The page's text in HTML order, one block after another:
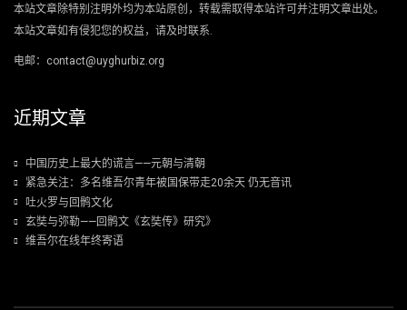
本站文章除特别注明外均为本站原创，转载需取得本站许可并注明文章出处。
本站文章如有侵犯您的权益，请及时联系.
电邮：contact@uyghurbiz.org
近期文章
中国历史上最大的谎言——元朝与清朝
紧急关注：多名维吾尔青年被国保带走20余天 仍无音讯
吐火罗与回鹘文化
玄奘与弥勒——回鹘文《玄奘传》研究》
维吾尔在线年终寄语